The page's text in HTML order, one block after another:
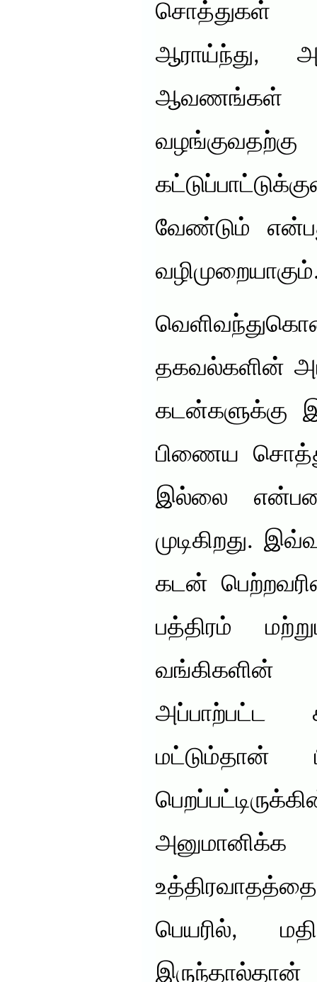
சொத்துகள்
ஆராய்ந்து,
வேண்டும்
தகவல்களின்
கடன்களுக்கு
பிணைய
இல்லை
முடிகிறது.
கடன்
பத்திரம்
வங்கிகளின்
அப்பாற்பட்ட
மட்டும்தான்
அனுமானிக்க
பெயரில்,
இருந்தால்தான்